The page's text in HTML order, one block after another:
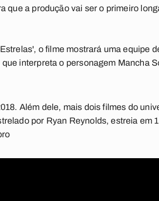
que a produção vai ser o primeiro
o filme mostrará uma equipe
interpreta o personagem Mancha
Além dele, mais dois filmes do
por Ryan Reynolds, estreia em